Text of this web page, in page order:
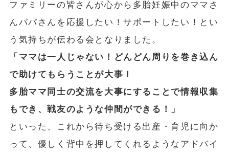
ファミリーの皆さんが心から多胎妊娠中のママさ
んパパさんを応援したい！サポートしたい！とい
う気持ちが伝わる会となりました。
「ママは一人じゃない！どんどん周りを巻き込ん
で助けてもらうことが大事！
多胎ママ同士の交流を大事にすることで情報収集
もでき、戦友のような仲間ができる！」
といった、これから待ち受ける出産・育児に向か
って、優しく背中を押してくれるようなアドバイ